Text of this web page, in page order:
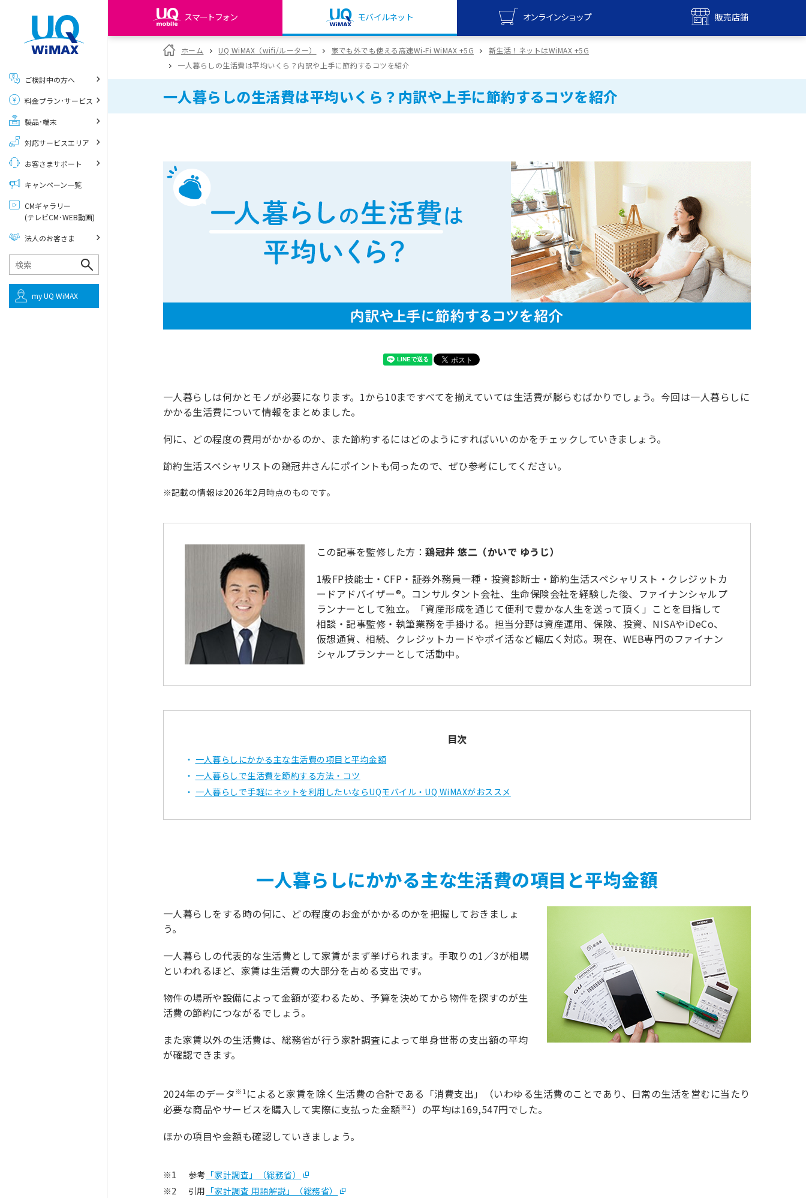
スマートフォン モバイルネット オンラインショップ 販売店舗
my UQ WiMAX
UQ WiMAX ご契約の方
My UQ mobile
UQ mobile ご契約の方
UQ mobile
UQ WiMAX
オンラインショップ
ホーム UQ WiMAX（wifi/ルーター） 家でも外でも使える高速Wi-Fi WiMAX +5G
新生活！ネットはWiMAX +5G
一人暮らしの生活費は平均いくら？内訳や上手に節約するコツを紹介
一人暮らしの生活費は平均いくら？内訳や上手に節約するコツを紹介
一人暮らしは何かとモノが必要になります。1から10まですべてを揃えていては生活費が膨らむばかりでしょう。今回は一人暮らしに
かかる生活費について情報をまとめました。
何に、どの程度の費用がかかるのか、また節約するにはどのようにすればいいのかをチェックしていきましょう。
節約生活スペシャリストの鶏冠井さんにポイントも伺ったので、ぜひ参考にしてください。
※記載の情報は2026年2月時点のものです。
この記事を監修した方：鶏冠井 悠二（かいで ゆうじ）
1級FP技能士・CFP・証券外務員一種・投資診断士・節約生活スペシャリスト・クレジットカ
ードアドバイザー®。コンサルタント会社、生命保険会社を経験した後、ファイナンシャルプ
ランナーとして独立。「資産形成を通じて便利で豊かな人生を送って頂く」ことを目指して
相談・記事監修・執筆業務を手掛ける。担当分野は資産運用、保険、投資、NISAやiDeCo、
仮想通貨、相続、クレジットカードやポイ活など幅広く対応。現在、WEB専門のファイナン
シャルプランナーとして活動中。
目次
一人暮らしにかかる主な生活費の項目と平均金額
一人暮らしで生活費を節約する方法・コツ
一人暮らしで手軽にネットを利用したいならUQモバイル・UQ WiMAXがおススメ
一人暮らしにかかる主な生活費の項目と平均金額
一人暮らしをする時の何に、どの程度のお金がかかるのかを把握しておきましょ
う。
一人暮らしの代表的な生活費として家賃がまず挙げられます。手取りの1／3が相場
といわれるほど、家賃は生活費の大部分を占める支出です。
物件の場所や設備によって金額が変わるため、予算を決めてから物件を探すのが生
活費の節約につながるでしょう。
また家賃以外の生活費は、総務省が行う家計調査によって単身世帯の支出額の平均
が確認できます。
2024年のデータ※1によると家賃を除く生活費の合計である「消費支出」（いわゆる生活費のことであり、日常の生活を営むに当たり
必要な商品やサービスを購入して実際に支払った金額※2 ）の平均は169,547円でした。
ほかの項目や金額も確認していきましょう。
※1 参考 「家計調査」（総務省）
※2
引用 「家計調査 用語解説」（総務省）
ご検討中の方へ
料金プラン･サービス
製品･端末
対応サービスエリア
お客さまサポート
キャンペーン一覧
CMギャラリー
(テレビCM･WEB動画)
法人のお客さま
my UQ WiMAX